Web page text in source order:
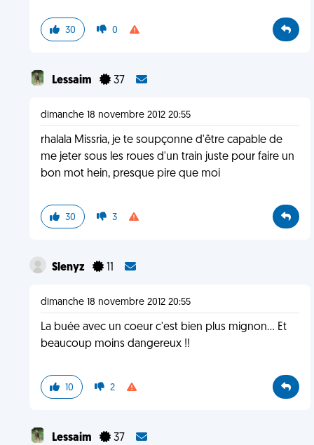
30 0
Lessaim 37
dimanche 18 novembre 2012 20:55
rhalala Missria, je te soupçonne d'être capable de
me jeter sous les roues d'un train juste pour faire un
bon mot hein, presque pire que moi
30 3
Slenyz 11
dimanche 18 novembre 2012 20:55
La buée avec un coeur c'est bien plus mignon... Et
beaucoup moins dangereux !!
10 2
Lessaim 37